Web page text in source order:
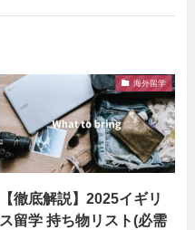
海外留学
【徹底解説】2025イギリ
ス留学 持ち物リスト(必需